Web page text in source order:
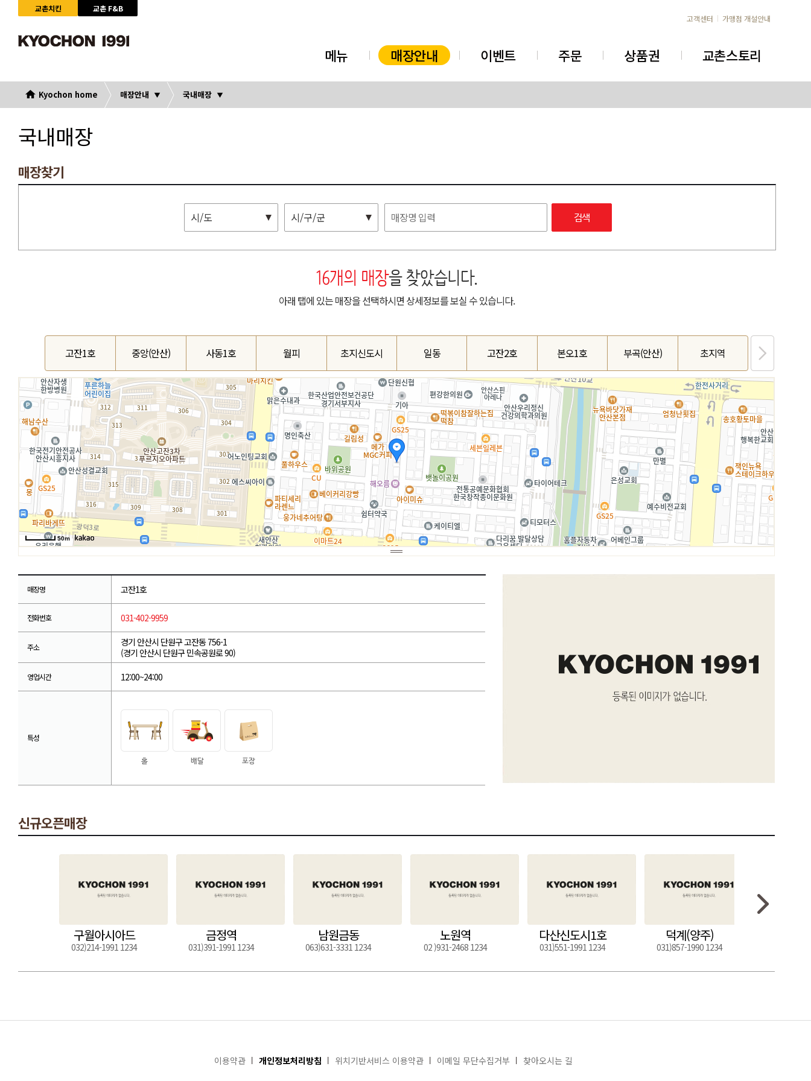
교촌치킨
교촌 F&B
고객센터
가맹점 개설안내
메뉴 매장안내 이벤트 주문 상품권 교촌스토리
Kyochon home 매장안내 국내매장
국내매장
매장찾기
시/도 시/구/군 검색
16개의 매장을 찾았습니다.
아래 탭에 있는 매장을 선택하시면 상세정보를 보실 수 있습니다.
고잔1호 중앙(안산) 사동1호 월피 초지신도시 일동 고잔2호 본오1호 부곡(안산) 초지역
50m
매장명 고잔1호
전화번호 031-402-9959
주소
경기 안산시 단원구 고잔동 756-1
(경기 안산시 단원구 민속공원로 90)
영업시간 12:00~24:00
특성
신규오픈매장
구월아시아드
032)214-1991 1234
금정역
031)391-1991 1234
남원금동
063)631-3331 1234
노원역
02 )931-2468 1234
다산신도시1호
031)551-1991 1234
덕계(양주)
031)857-1990 1234
이용약관 개인정보처리방침 위치기반서비스 이용약관 이메일 무단수집거부 찾아오시는 길